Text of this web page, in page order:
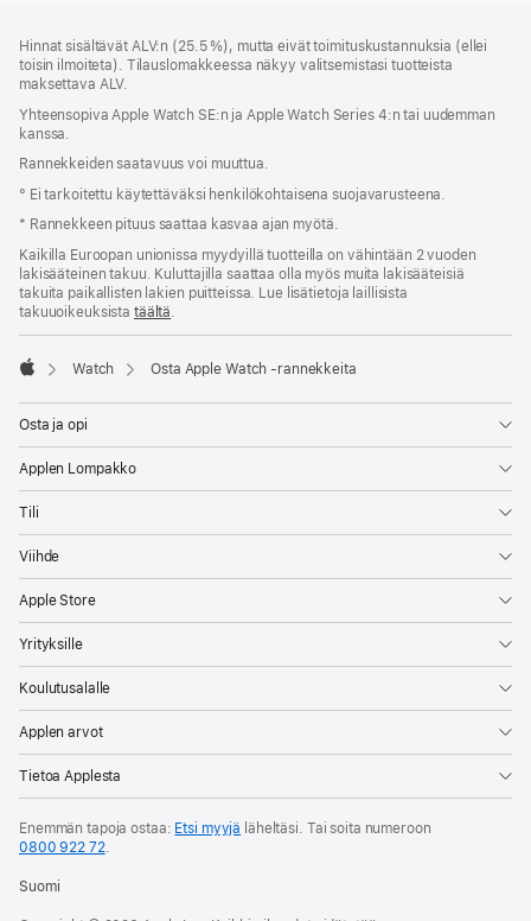
Hinnat sisältävät ALV:n (25.5 %), mutta eivät toimitus­kustannuksia (ellei
toisin ilmoiteta). Tilauslomakkeessa näkyy valitsemistasi tuotteista
maksettava ALV.
Yhteensopiva Apple Watch SE:n ja Apple Watch Series 4:n tai uudemman
kanssa.
Rannekkeiden saatavuus voi muuttua.
° Ei tarkoitettu käytettäväksi henkilökohtaisena suojavarusteena.
* Rannekkeen pituus saattaa kasvaa ajan myötä.
Kaikilla Euroopan unionissa myydyillä tuotteilla on vähintään 2 vuoden
lakisääteinen takuu. Kuluttajilla saattaa olla myös muita lakisääteisiä
takuita paikallisten lakien puitteissa. Lue lisätietoja laillisista
takuuoikeuksista täältä.
Watch Osta Apple Watch ‑rannekkeita
Osta ja opi
Applen Lompakko
Tili
Viihde
Apple Store
Yrityksille
Koulutusalalle
Applen arvot
Tietoa Applesta
Enemmän tapoja ostaa: Etsi myyjä läheltäsi. Tai soita numeroon
0800 922 72.
Suomi